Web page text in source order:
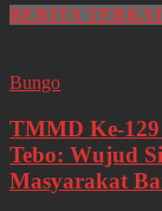
BERITA
Bungo
TMMD Ke-
Tebo: Wujud
Masyarakat